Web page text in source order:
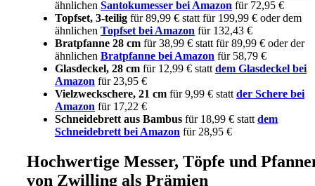
ähnlichen Santokumesser bei Amazon für 72,95 €
Topfset, 3-teilig für 89,99 € statt für 199,99 € oder dem
ähnlichen Topfset bei Amazon für 132,43 €
Bratpfanne 28 cm für 38,99 € statt für 89,99 € oder der
ähnlichen Bratpfanne bei Amazon für 58,79 €
Glasdeckel, 28 cm für 12,99 € statt dem Glasdeckel bei
Amazon für 23,95 €
Vielzweckschere, 21 cm für 9,99 € statt der Schere bei
Amazon für 17,22 €
Schneidebrett aus Bambus für 18,99 € statt dem
Schneidebrett bei Amazon für 28,95 €
Hochwertige Messer, Töpfe und
von Zwilling als Prämien